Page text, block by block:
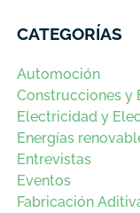
CATEGORÍAS
Automoción
Construcciones y
Electricidad y
Energías
Entrevistas
Eventos
Fabricación